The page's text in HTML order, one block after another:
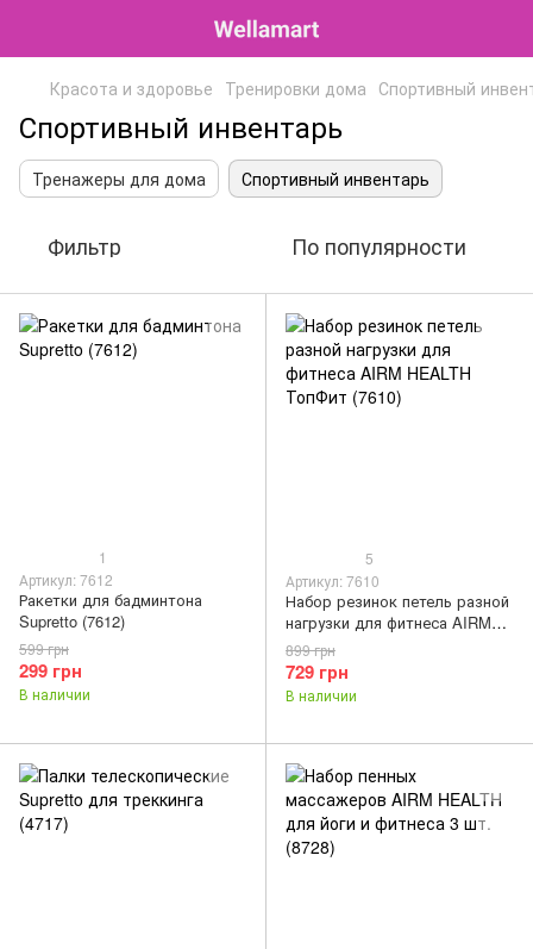
Красота и здоровье Тренировки дома Спортивный
Спортивный инвентарь
Тренажеры для дома Спортивный инвентарь
Фильтр По популярности
1
Артикул: 7612
Ракетки для бадминтона
Supretto (7612)
299 грн
599 грн
В наличии
5
Артикул: 7610
Набор резинок петель разной
нагрузки для фитнеса AIRM
HEALTH ТопФит (7610)
729 грн
899 грн
В наличии